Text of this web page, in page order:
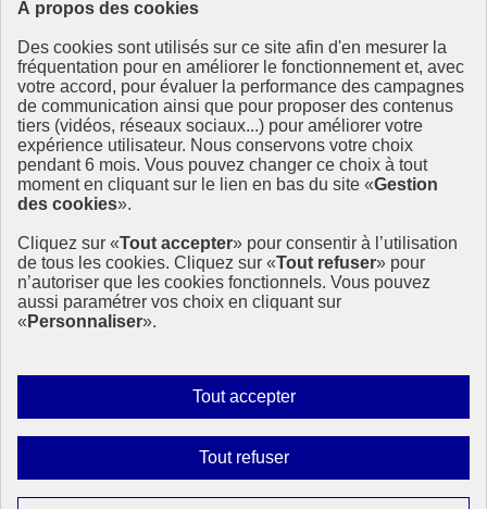
À propos des cookies
Des cookies sont utilisés sur ce site afin d'en mesurer la
fréquentation pour en améliorer le fonctionnement et, avec
votre accord, pour évaluer la performance des campagnes
de communication ainsi que pour proposer des contenus
tiers (vidéos, réseaux sociaux...) pour améliorer votre
expérience utilisateur. Nous conservons votre choix
pendant 6 mois. Vous pouvez changer ce choix à tout
moment en cliquant sur le lien en bas du site «Gestion
des cookies».
Cliquez sur «Tout accepter» pour consentir à l’utilisation
de tous les cookies. Cliquez sur «Tout refuser» pour
n’autoriser que les cookies fonctionnels. Vous pouvez
aussi paramétrer vos choix en cliquant sur
« Personnaliser».
Tout accepterAutoriser
tous
Tout refuserInterdire
tous
Ressources
Ressources
La Méth’ODD
Gouvernement
Ce site propose l’information de référence concernant l’Agenda
2030 et la feuille de route de la France. Il valorise la mobilisation de
tous les acteurs.
info.gouv.fr- ouvre une nouvelle fenêtre
service-public.fr - ouvre une nouvelle fenêtre
legifrance.gouv.fr- ouvre une nouvelle fenêtre
data.gouv.fr- ouvre une nouvelle fenêtre
Plan du site
Mentions légales